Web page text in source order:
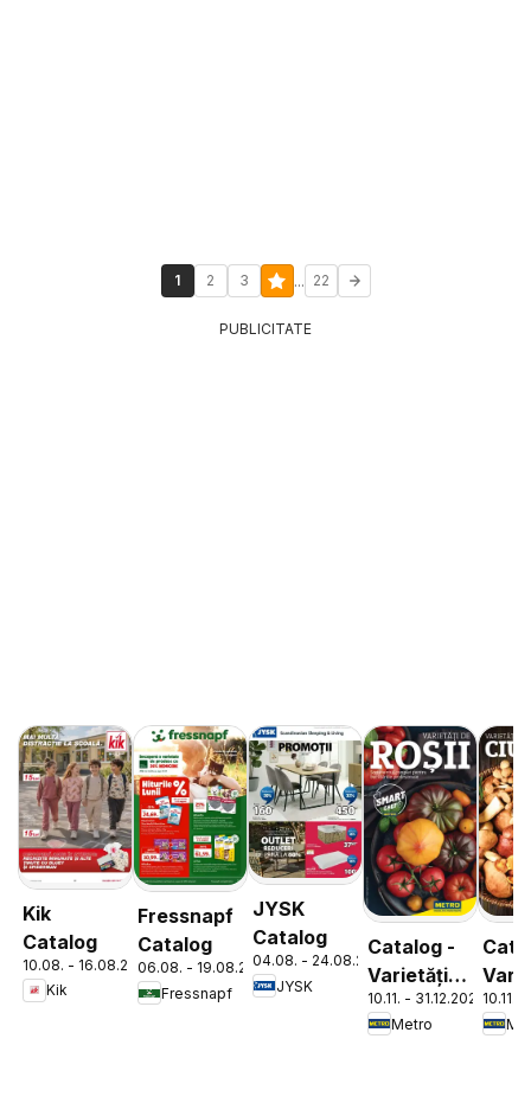
1 2 3 ... 22
PUBLICITATE
Kik
Catalog
10.08. - 16.08.2026
Kik
Fressnapf
Catalog
06.08. - 19.08.2026
Fressnapf
JYSK
Catalog
04.08. - 24.08.2026
JYSK
Catalog -
Varietăți
de Roșii
10.11. - 31.12.2026
Metro
de
10.11.